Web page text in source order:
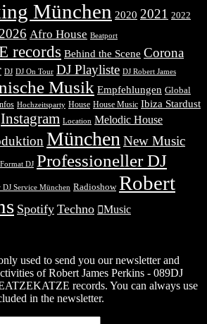
München 2020 2021 2022
2026 Afro House Beatport
records Behind the Scene Corona
DJ DJ On Tour DJ Playliste DJ Robert James
Musik Empfehlungen Global
Hochzeitsparty House House Music Ibiza Stardust
Instagram Location Melodic House
München New Music
DJ Professioneller DJ
DJ Service München Radioshow Robert
Spotify Techno Music
used to send you our newsletter and
of Robert James Perkins - 089DJ
records. You can always use
in the newsletter.